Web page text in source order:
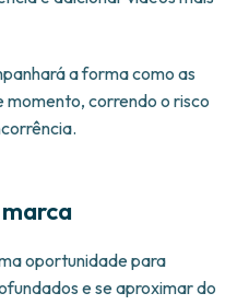
a forma como as
momento, correndo o risco
oportunidade para
e se aproximar do